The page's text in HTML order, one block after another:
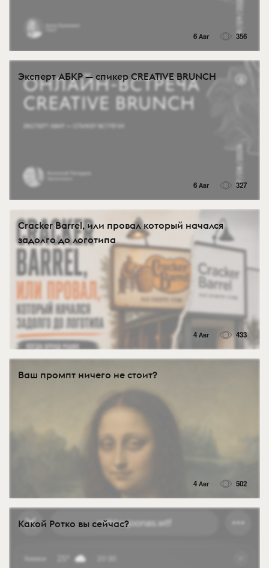
6 Авг 356
Эксперт АБКР — спикер CREATIVE BRUNCH
6 Авг 327
Cracker Barrel, или провал который начался
задолго до логотипа
4 Авг 433
Ваш промпт ничего не стоит?
4 Авг 502
Какой Ротко вы сейчас?